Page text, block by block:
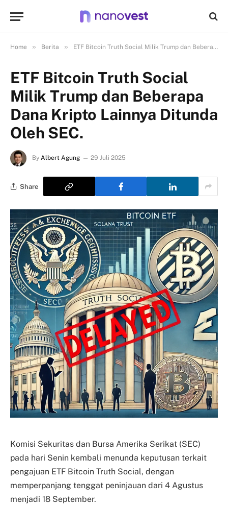
Home » Berita » ETF Bitcoin Truth Social Milik Trump dan Beberapa Dana Kripto Lainnya Ditunda Oleh SEC.
ETF Bitcoin Truth Social
Milik Trump dan Beberapa
Dana Kripto Lainnya Ditunda
Oleh SEC.
By Albert Agung 29 Juli 2025
Share
Komisi Sekuritas dan Bursa Amerika Serikat (SEC)
pada hari Senin kembali menunda keputusan terkait
pengajuan ETF Bitcoin Truth Social, dengan
memperpanjang tenggat peninjauan dari 4 Agustus
menjadi 18 September.